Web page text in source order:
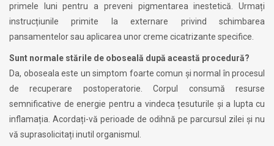
primele luni pentru a preveni pigmentarea inestetică. Urmați
instrucțiunile primite la externare privind schimbarea
pansamentelor sau aplicarea unor creme cicatrizante specifice.
Sunt normale stările de oboseală după această procedură?
Da, oboseala este un simptom foarte comun și normal în procesul
de recuperare postoperatorie. Corpul consumă resurse
semnificative de energie pentru a vindeca țesuturile și a lupta cu
inflamația. Acordați-vă perioade de odihnă pe parcursul zilei și nu
vă suprasolicitați inutil organismul.